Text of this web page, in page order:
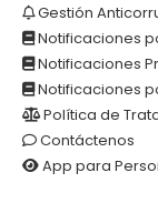
Gestión
Notificaciones
Notificaciones
Notificaciones
Política de
Contáctenos
App para